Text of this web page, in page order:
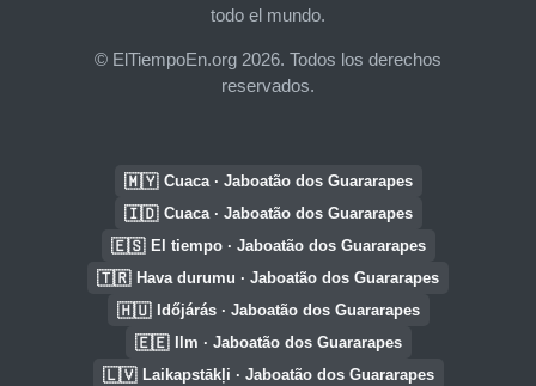
todo el mundo.
© ElTiempoEn.org 2026. Todos los derechos
reservados.
🇲🇾 Cuaca · Jaboatão dos Guararapes
🇮🇩 Cuaca · Jaboatão dos Guararapes
🇪🇸 El tiempo · Jaboatão dos Guararapes
🇹🇷 Hava durumu · Jaboatão dos Guararapes
🇭🇺 Időjárás · Jaboatão dos Guararapes
🇪🇪 Ilm · Jaboatão dos Guararapes
🇱🇻 Laikapstākļi · Jaboatão dos Guararapes